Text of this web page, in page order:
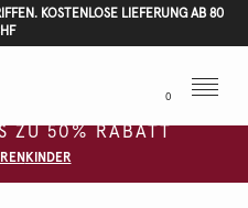
KOSTENLOSE LIEFERUNG AB 80
0
Menu
ZU 50% RABATT
KINDER